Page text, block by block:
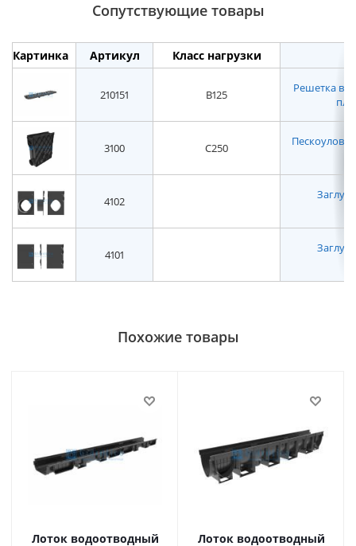
Сопутствующие товары
Картинка Артикул Класс нагрузки
210151 B125
Решетка
3100 C250
4102
4101
Похожие товары
Лоток водоотводный
Лоток водоотводный